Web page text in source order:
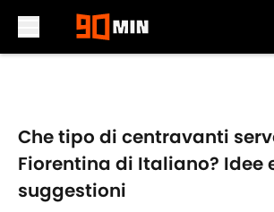
Che tipo di centravanti
Fiorentina di Italiano? Idee
suggestioni